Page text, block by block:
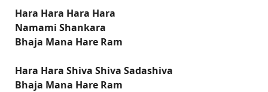
Hara Hara Hara Hara
Namami Shankara
Bhaja Mana Hare Ram
Hara Hara Shiva Shiva Sadashiva
Bhaja Mana Hare Ram